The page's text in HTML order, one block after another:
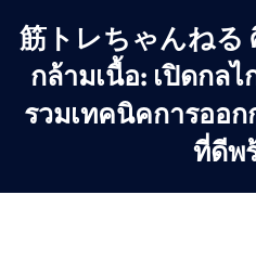
content
筋トレちゃんねる
กล้ามเนื้อ: เปิดกล
รวมเทคนิคการออก
ที่ดีพ